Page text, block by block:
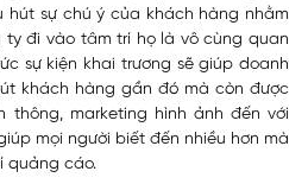
hút sự chú ý của khách hàng nhằm
đi vào tâm trí họ là vô cùng quan
sự kiện khai trương sẽ giúp doanh
khách hàng gần đó mà còn được
thông, marketing hình ảnh đến với
mọi người biết đến nhiều hơn mà
quảng cáo.